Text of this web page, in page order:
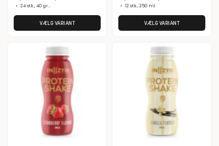
• 24 stk., 40 gram
VÆLG VARIANT
• 12 stk., 250 ml
VÆLG VARIANT